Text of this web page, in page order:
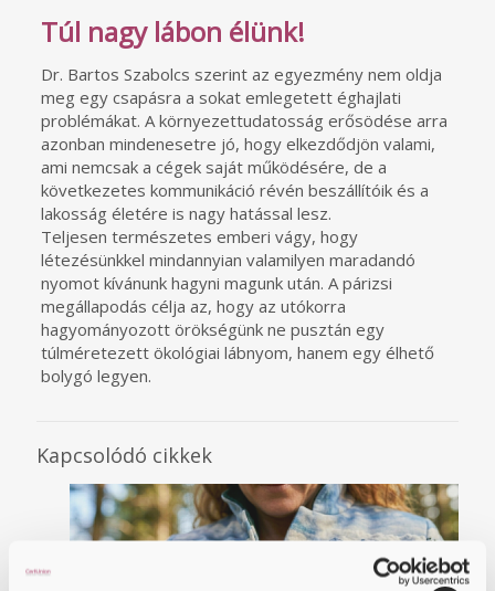
Túl nagy lábon élünk!
Dr. Bartos Szabolcs szerint az egyezmény nem oldja
meg egy csapásra a sokat emlegetett éghajlati
problémákat. A környezettudatosság erősödése arra
azonban mindenesetre jó, hogy elkezdődjön valami,
ami nemcsak a cégek saját működésére, de a
következetes kommunikáció révén beszállítóik és a
lakosság életére is nagy hatással lesz.
Teljesen természetes emberi vágy, hogy
létezésünkkel mindannyian valamilyen maradandó
nyomot kívánunk hagyni magunk után. A párizsi
megállapodás célja az, hogy az utókorra
hagyományozott örökségünk ne pusztán egy
túlméretezett ökológiai lábnyom, hanem egy élhető
bolygó legyen.
Kapcsolódó cikkek